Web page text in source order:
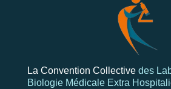
La Convention Collective des
Biologie Médicale Extra